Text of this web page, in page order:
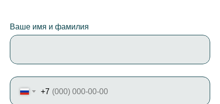
Ваше имя и фамилия
+7